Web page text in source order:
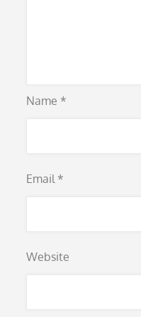
Name *
Email *
Website